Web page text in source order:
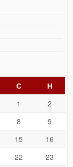
С
Н
1
2
8
9
15
16
22
23